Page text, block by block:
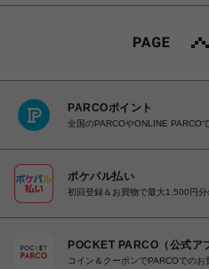
PARCOポイント
全国のPARCOやONLINE PARCO
ポケパル払い
初回登録＆お買物で最大1,500円
POCKET PARCO（公式ア
コイン＆クーポンでPARCOでのお